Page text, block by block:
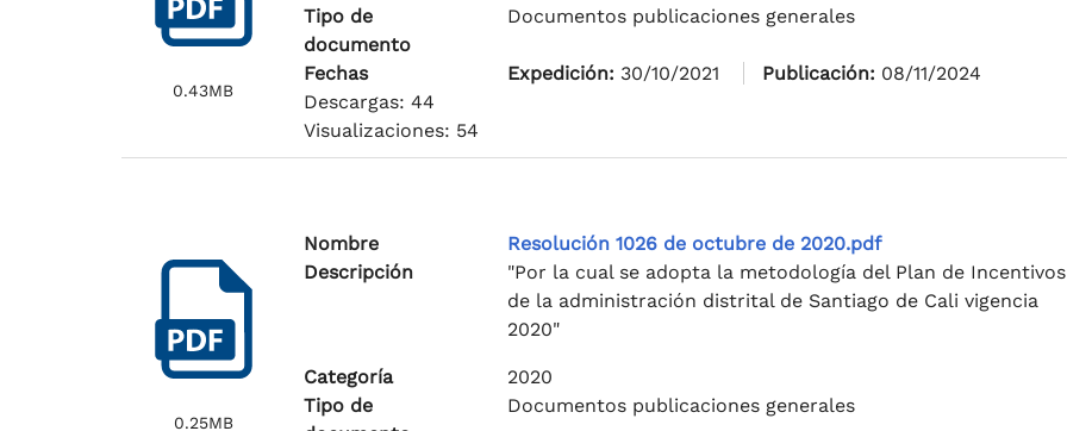
0.43MB
Tipo de
documento
Documentos publicaciones generales
Fechas Expedición: 30/10/2021 Publicación: 08/11/2024
Descargas: 44
Visualizaciones: 54
0.25MB
Nombre
Resolución 1026 de octubre de 2020.pdf
Descripción
"Por la cual se adopta la metodología del Plan de Incentivos
de la administración distrital de Santiago de Cali vigencia
2020"
Categoría
2020
Tipo de
Documentos publicaciones generales